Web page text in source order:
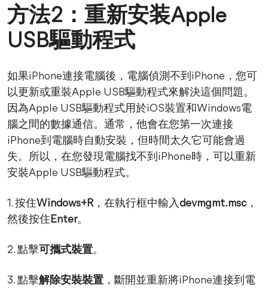
方法2：重新安装Apple
USB驅動程式
如果iPhone連接電腦後，電腦偵測不到iPhone，您可
以更新或重裝Apple USB驅動程式來解決這個問題。
因為Apple USB驅動程式用於iOS裝置和Windows電
腦之間的數據通信。通常，他會在您第一次連接
iPhone到電腦時自動安裝，但時間太久它可能會過
失。所以，在您發現電腦找不到iPhone時，可以重新
安裝Apple USB驅動程式。
1. 按住Windows+R，在執行框中輸入devmgmt.msc，
然後按住 Enter。
2. 點擊可攜式裝置。
3. 點擊解除安裝裝置 ，斷開並重新將iPhone連接到電